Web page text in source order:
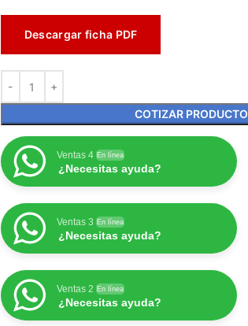
Descargar ficha PDF
COTIZAR PRODUCTO
Ventas 4 En línea
¿Necesitas ayuda?
Ventas 3 En línea
¿Necesitas ayuda?
Ventas 2 En línea
¿Necesitas ayuda?